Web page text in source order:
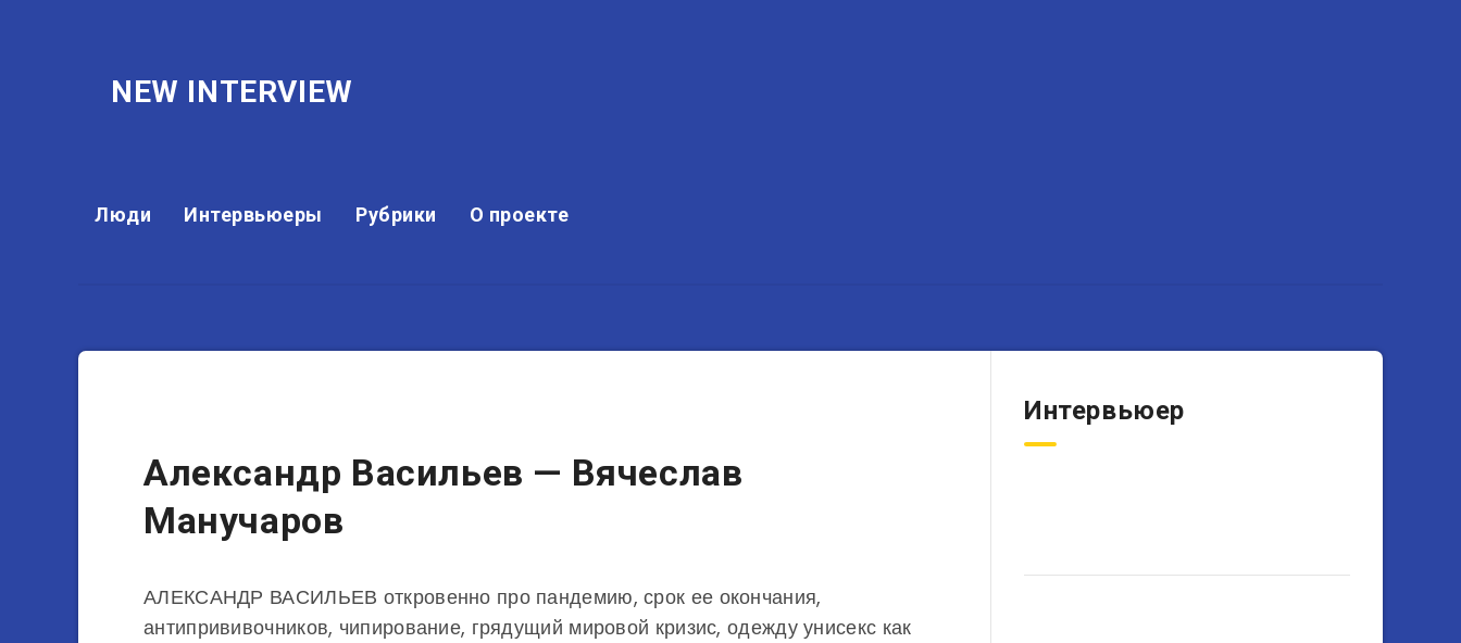
NEW INTERVIEW
Люди Интервьюеры Рубрики О проекте
Александр Васильев — Вячеслав
Манучаров
АЛЕКСАНДР ВАСИЛЬЕВ откровенно про пандемию, срок ее окончания,
антипрививочников, чипирование, грядущий мировой кризис, одежду унисекс как
Интервьюер